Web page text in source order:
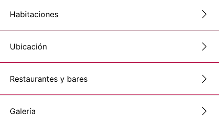
Habitaciones
Ubicación
Restaurantes y bares
Galería